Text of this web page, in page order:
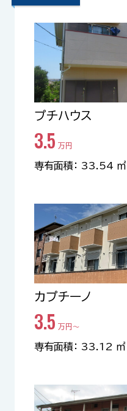
プチハウス
3.5 万円
専有面積： 33.54 ㎡
カプチーノ
3.5 万円〜
専有面積： 33.12 ㎡